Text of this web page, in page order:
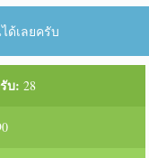
ด้เลยครับ
บ: 28